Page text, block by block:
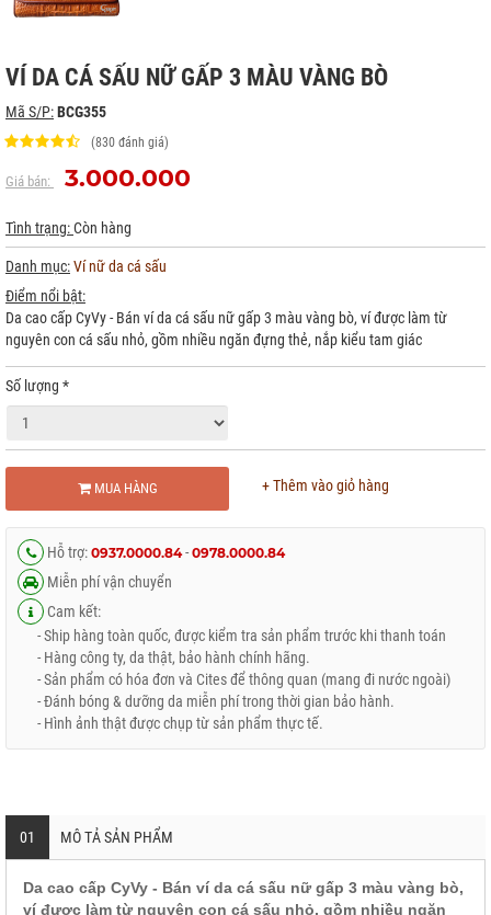
VÍ DA CÁ SẤU NỮ GẤP 3 MÀU VÀNG BÒ
Mã S/P:BCG355
(830 đánh giá)
Giá bán: 3.000.000
Tình trạng:Còn hàng
Danh mục:Ví nữ da cá sấu
Điểm nổi bật:
Da cao cấp CyVy - Bán ví da cá sấu nữ gấp 3 màu vàng bò, ví được làm từ
nguyên con cá sấu nhỏ, gồm nhiều ngăn đựng thẻ, nắp kiểu tam giác
Số lượng *
MUA HÀNG + Thêm vào giỏ hàng
Hỗ trợ: 0937.0000.84- 0978.0000.84
Miễn phí vận chuyển
Cam kết:
- Ship hàng toàn quốc, được kiểm tra sản phẩm trước khi thanh toán
- Hàng công ty, da thật, bảo hành chính hãng.
- Sản phẩm có hóa đơn và Cites để thông quan (mang đi nước ngoài)
- Đánh bóng & dưỡng da miễn phí trong thời gian bảo hành.
- Hình ảnh thật được chụp từ sản phẩm thực tế.
01 MÔ TẢ SẢN PHẨM
Da cao cấp CyVy - Bán ví da cá sấu nữ gấp 3 màu vàng bò,
ví được làm từ nguyên con cá sấu nhỏ, gồm nhiều ngăn